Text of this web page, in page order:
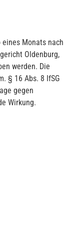
Monats nach
Oldenburg,
werden. Die
§ 16 Abs. 8 IfSG
gegen
Wirkung.